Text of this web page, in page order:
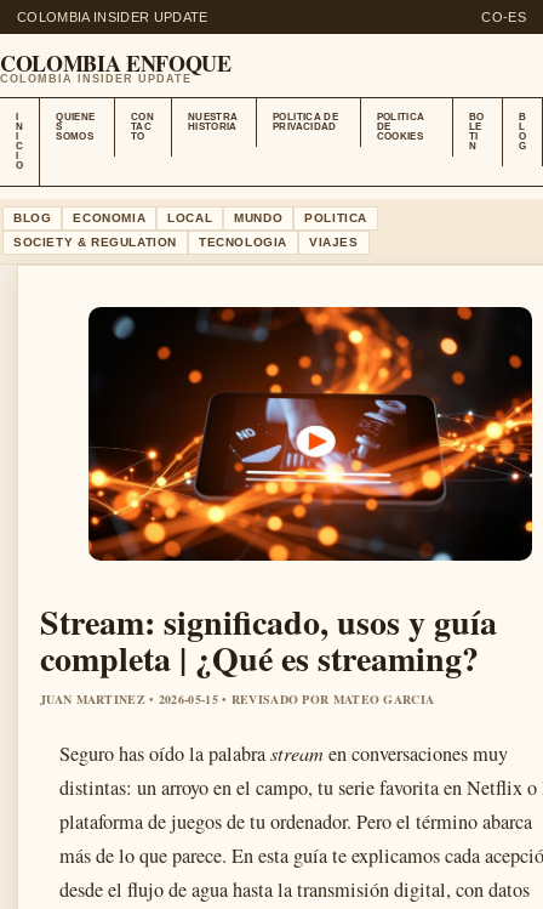
COLOMBIA INSIDER UPDATE CO-ES
COLOMBIA ENFOQUE
COLOMBIA INSIDER UPDATE
N
C
O
QUIENE
S
SOMOS
CON
TAC
TO
NUESTRA
HISTORIA
POLITICA DE
PRIVACIDAD
POLITICA
DE
COOKIES
BO
LE
TI
N
B
L
O
G
BLOG ECONOMIA LOCAL MUNDO
POLITICA
SOCIETY & REGULATION
TECNOLOGIA VIAJES
Stream: significado, usos y guía
completa | ¿Qué es streaming?
JUAN MARTINEZ • 2026-05-15 • REVISADO POR MATEO GARCIA
Seguro has oído la palabrastreamen conversaciones muy
distintas: un arroyo en el campo, tu serie favorita en Netflix o
plataforma de juegos de tu ordenador. Pero el término abarca
más de lo que parece. En esta guía te explicamos cada
desde el flujo de agua hasta la transmisión digital, con datos